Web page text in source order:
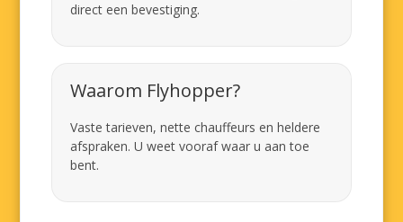
direct een bevestiging.
Waarom Flyhopper?
Vaste tarieven, nette chauffeurs en heldere
afspraken. U weet vooraf waar u aan toe
bent.